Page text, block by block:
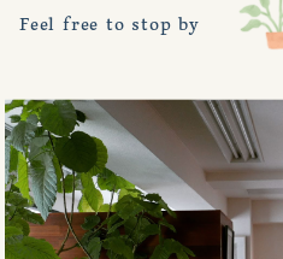
Feel free to stop by